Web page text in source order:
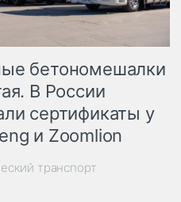
бетономешалки
В России
сертификаты у
и Zoomlion
транспорт